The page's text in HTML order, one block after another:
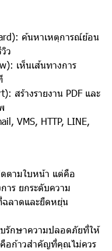
ค้นหาเหตุการณ์ย้อน
ว
เห็นเส้นทางการ
สร้างรายงาน PDF และ
VMS, HTTP, LINE,
ดตามใบหน้า แต่คือ
าร ยกระดับความ
ลาดและยืดหยุ่น
รักษาความปลอดภัยที่ให้
คือก้าวสำคัญที่คุณไม่ควร